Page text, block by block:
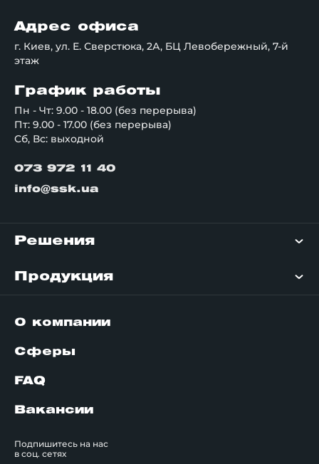
Адрес офиса
г. Киев, ул. Е. Сверстюка, 2А, БЦ Левобережный, 7-й
этаж
График работы
Пн - Чт: 9.00 - 18.00 (без перерыва)
Пт: 9.00 - 17.00 (без перерыва)
Сб, Вс: выходной
073 972 11 40
info@ssk.ua
Решения
Продукция
О компании
Сферы
FAQ
Вакансии
Подпишитесь на нас
в соц. сетях